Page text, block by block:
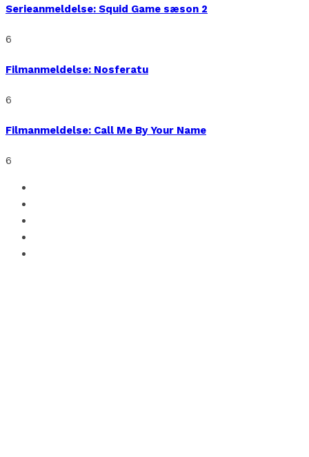
Serieanmeldelse: Squid Game sæson 2
6
Filmanmeldelse: Nosferatu
6
Filmanmeldelse: Call Me By Your Name
6